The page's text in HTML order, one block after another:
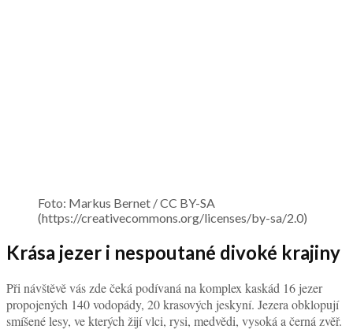
Foto: Markus Bernet / CC BY-SA
(https://creativecommons.org/licenses/by-sa/2.0)
Krása jezer i nespoutané divoké krajiny
Při návštěvě vás zde čeká podívaná na komplex kaskád 16 jezer
propojených 140 vodopády, 20 krasových jeskyní. Jezera obklopují
smíšené lesy, ve kterých žijí vlci, rysi, medvědi, vysoká a černá zvěř.